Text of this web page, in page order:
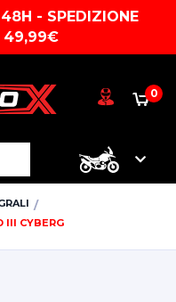
- SPEDIZIONE
49,99€
0
III CYBERG